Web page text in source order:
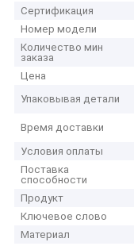
Сертификация
Номер модели
Количество мин
заказа
Цена
Упаковывая детали
Время доставки
Условия оплаты
Поставка
способности
Продукт
Ключевое слово
Материал